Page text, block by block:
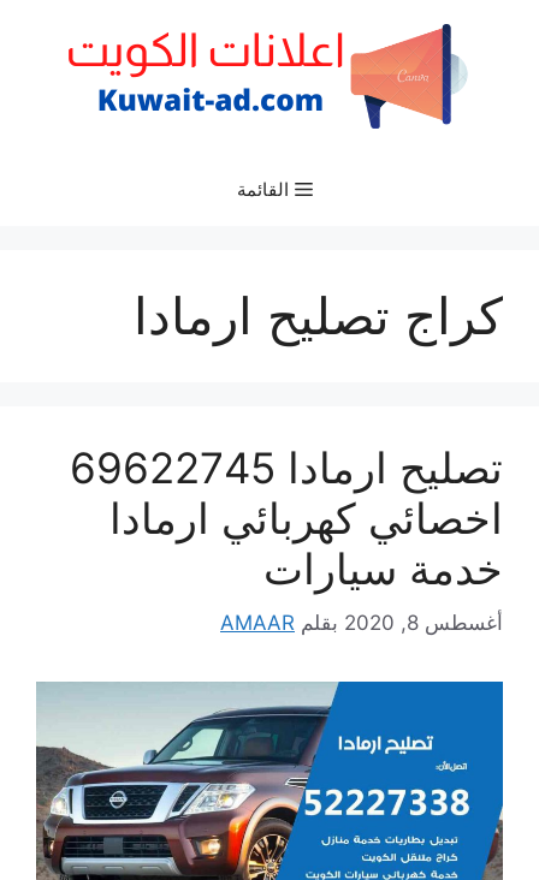
القائمة
كراج تصليح ارمادا
تصليح ارمادا 69622745
اخصائي كهربائي ارمادا
خدمة سيارات
أغسطس 8, 2020 بقلم AMAAR